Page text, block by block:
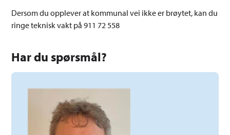
Dersom du opplever at kommunal vei ikke er brøytet, kan du
ringe teknisk vakt på 911 72 558
Har du spørsmål?